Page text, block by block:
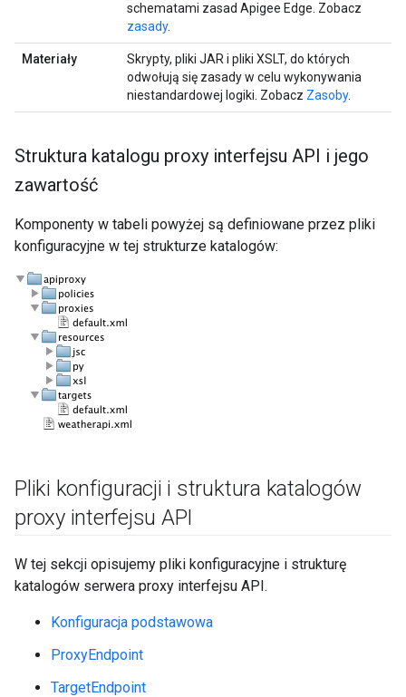
schematami zasad Apigee Edge. Zobacz
zasady.
Materiały
Skrypty, pliki JAR i pliki XSLT, do których
odwołują się zasady w celu wykonywania
niestandardowej logiki. Zobacz Zasoby.
Struktura katalogu proxy interfejsu API i jego
zawartość
Komponenty w tabeli powyżej są definiowane przez pliki
konfiguracyjne w tej strukturze katalogów:
Pliki konfiguracji i struktura katalogów
proxy interfejsu API
W tej sekcji opisujemy pliki konfiguracyjne i strukturę
katalogów serwera proxy interfejsu API.
Konfiguracja podstawowa
ProxyEndpoint
TargetEndpoint